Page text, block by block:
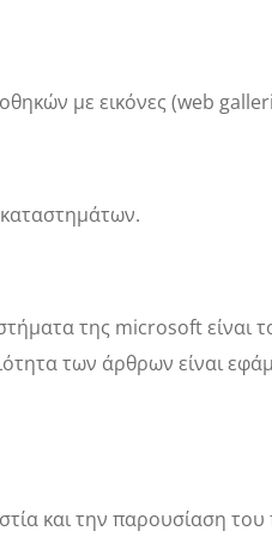
με εικόνες (web
της microsoft είναι
των άρθρων είναι
και την παρουσίαση του